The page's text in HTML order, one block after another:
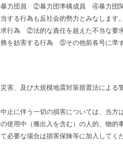
団員 ②暴力団準構成員 ④暴力団関
する行為も反社会的勢力とみなします。
行為 ②法的な責任を超えた不当な要
務を妨害する行為 ⑤その他前各号に準
害、及び大規模地震対策措置法によ
止に伴う一切の損害については、当方
使用中（搬出入を含む）の人的、物的
必要な場合は損害保険等に加入してくだ